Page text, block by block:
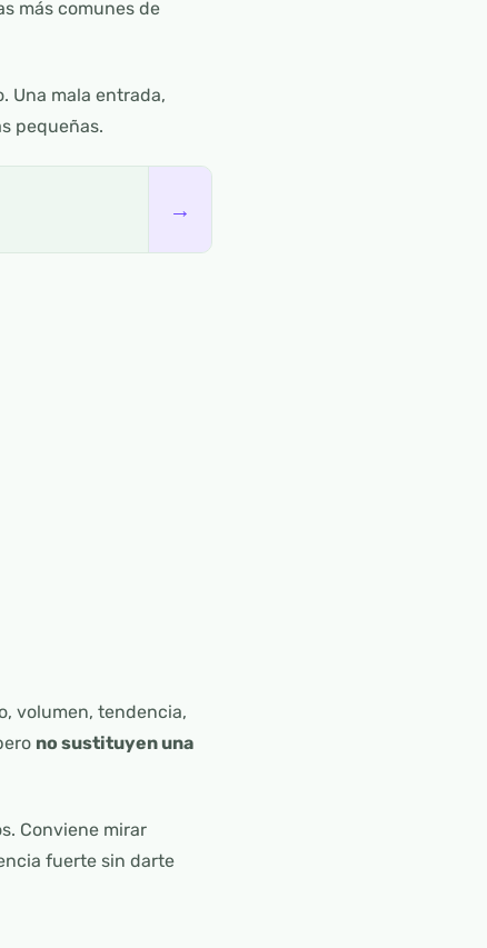
más comunes de
Una mala entrada,
pequeñas.
→
volumen, tendencia,
no sustituyen una
Conviene mirar
fuerte sin darte